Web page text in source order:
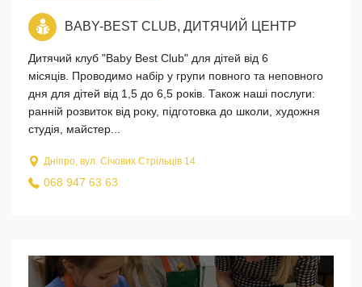
BABY-BEST CLUB, ДИТЯЧИЙ ЦЕНТР
Дитячий клуб "Baby Best Club" для дітей від 6
місяців. Проводимо набір у групи повного та неповного
дня для дітей від 1,5 до 6,5 років. Також наші послуги:
ранній розвиток від року, підготовка до школи, художня
студія, майстер...
Дніпро, вул. Січових Стрільців 14
068 947 63 63